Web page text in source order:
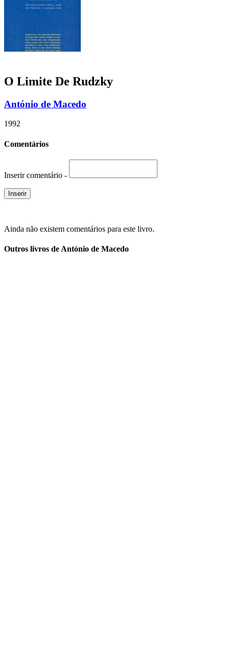
O Limite De Rudzky
António de Macedo
1992
Comentários
Inserir comentário -
Ainda não existem comentários para este livro.
Outros livros de António de Macedo